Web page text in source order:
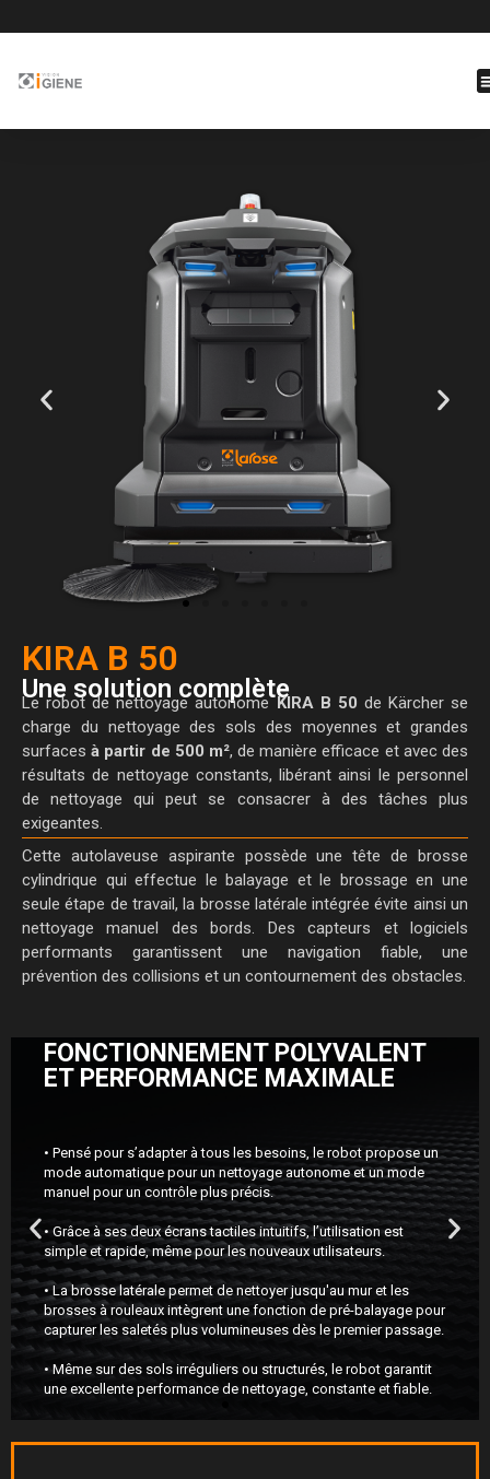
KIRA B 50
Une solution complète
Le robot de nettoyage autonomeKIRA B 50 de Kärcher se
charge du nettoyage des sols des moyennes et grandes
surfacesà partir de 500 m², de manière efficace et avec des
résultats de nettoyage constants, libérant ainsi le personnel
de nettoyage qui peut se consacrer à des tâches plus
exigeantes.
Cette autolaveuse aspirante possède une tête de brosse
cylindrique qui effectue le balayage et le brossage en une
seule étape de travail, la brosse latérale intégrée évite ainsi un
nettoyage manuel des bords. Des capteurs et logiciels
performants garantissent une navigation fiable, une
prévention des collisions et un contournement des obstacles.